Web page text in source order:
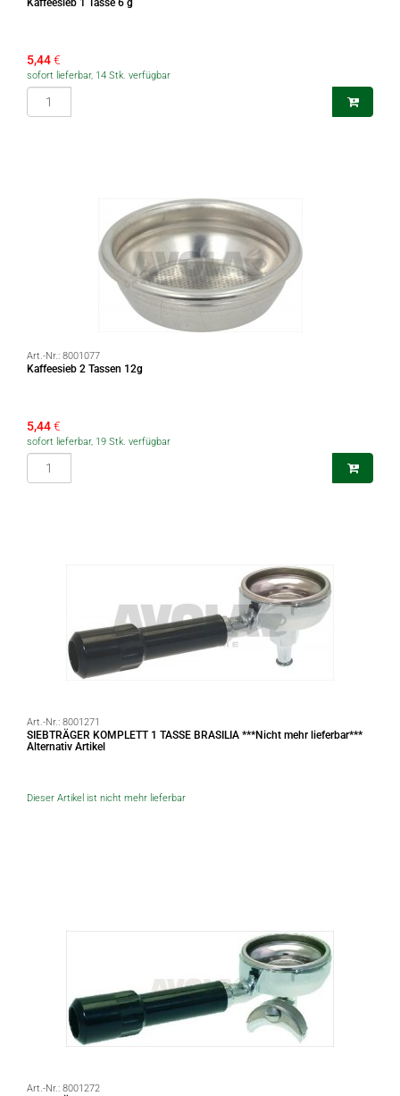
Kaffeesieb 1 Tasse 6 g
5,44€
sofort lieferbar, 14 Stk. verfügbar
Art.-Nr.: 8001077
Kaffeesieb 2 Tassen 12g
5,44€
sofort lieferbar, 19 Stk. verfügbar
Art.-Nr.: 8001271
SIEBTRÄGER KOMPLETT 1 TASSE BRASILIA ***Nicht mehr lieferbar***
Alternativ Artikel
Dieser Artikel ist nicht mehr lieferbar
Art.-Nr.: 8001272